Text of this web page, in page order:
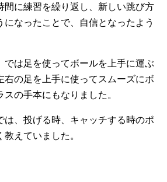
間に練習を繰り返し、新しい跳び方
になったことで、自信となったよう
では足を使ってボールを上手に運ぶ
右の足を上手に使ってスムーズにボ
の手本にもなりました。
は、投げる時、キャッチする時のポ
えていました。